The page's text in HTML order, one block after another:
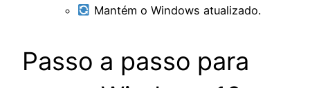
Mantém o Windows atualizado.
Passo a passo para